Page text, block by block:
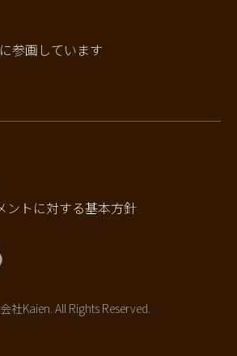
参画しています
ントに対する基本方針
社Kaien. All Rights Reserved.